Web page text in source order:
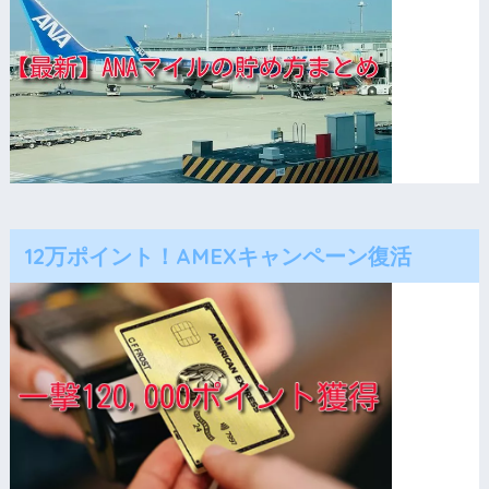
12万ポイント！AMEXキャンペーン復活